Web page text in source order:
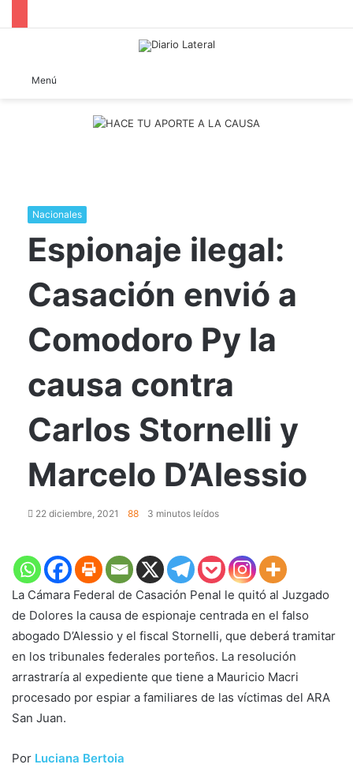
Menú
Nacionales
Espionaje ilegal:
Casación envió a
Comodoro Py la
causa contra
Carlos Stornelli y
Marcelo D’Alessio
22 diciembre, 2021 88 3 minutos leídos
La Cámara Federal de Casación Penal le quitó al Juzgado
de Dolores la causa de espionaje centrada en el falso
abogado D’Alessio y el fiscal Stornelli, que deberá tramitar
en los tribunales federales porteños. La resolución
arrastraría al expediente que tiene a Mauricio Macri
procesado por espiar a familiares de las víctimas del ARA
San Juan.
Por Luciana Bertoia